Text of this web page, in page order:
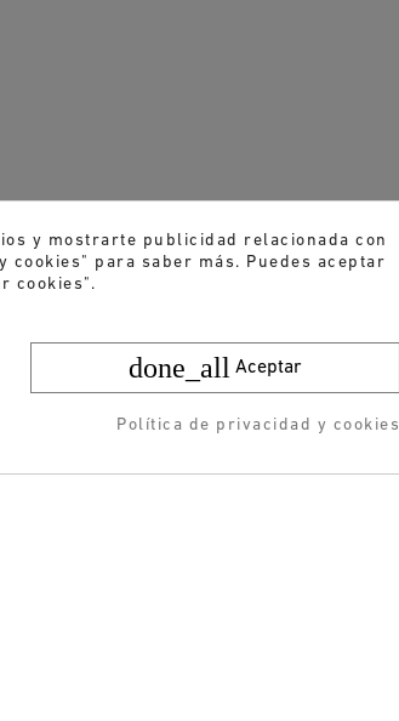
y mostrarte publicidad relacionada con
para saber más. Puedes aceptar
cookies".
done_all Aceptar
Política de privacidad y cookies